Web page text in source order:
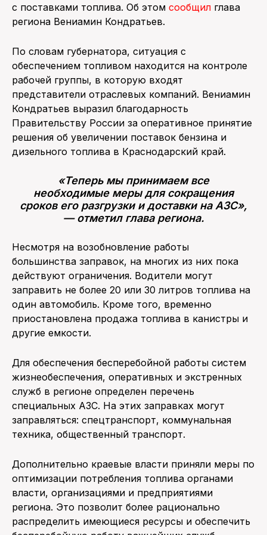
с поставками топлива. Об этом сообщил глава
региона Вениамин Кондратьев.
По словам губернатора, ситуация с
обеспечением топливом находится на контроле
рабочей группы, в которую входят
представители отраслевых компаний. Вениамин
Кондратьев выразил благодарность
Правительству России за оперативное принятие
решения об увеличении поставок бензина и
дизельного топлива в Краснодарский край.
«Теперь мы принимаем все
необходимые меры для сокращения
сроков его разгрузки и доставки на АЗС»,
— отметил глава региона.
Несмотря на возобновление работы
большинства заправок, на многих из них пока
действуют ограничения. Водители могут
заправить не более 20 или 30 литров топлива на
один автомобиль. Кроме того, временно
приостановлена продажа топлива в канистры и
другие емкости.
Для обеспечения бесперебойной работы систем
жизнеобеспечения, оперативных и экстренных
служб в регионе определен перечень
специальных АЗС. На этих заправках могут
заправляться: спецтранспорт, коммунальная
техника, общественный транспорт.
Дополнительно краевые власти приняли меры по
оптимизации потребления топлива органами
власти, организациями и предприятиями
региона. Это позволит более рационально
распределить имеющиеся ресурсы и обеспечить